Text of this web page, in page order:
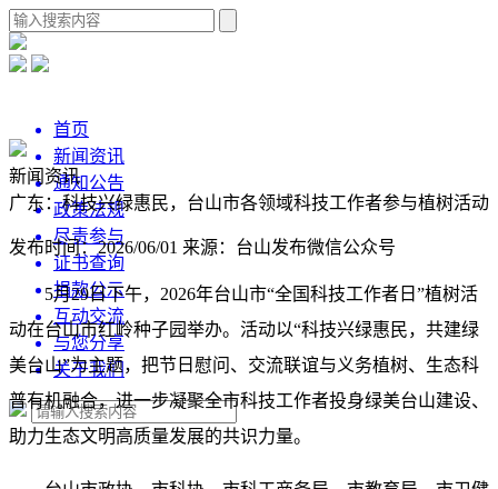
首页
新闻资讯
通知公告
政策法规
尽责参与
证书查询
捐款公示
互动交流
与您分享
关于我们
新闻资讯
广东：科技兴绿惠民，台山市各领域科技工作者参与植树活动
发布时间：2026/06/01 来源：台山发布微信公众号
5月29日下午，2026年台山市“全国科技工作者日”植树活
动在台山市红岭种子园举办。活动以“科技兴绿惠民，共建绿
美台山”为主题，把节日慰问、交流联谊与义务植树、生态科
普有机融合，进一步凝聚全市科技工作者投身绿美台山建设、
助力生态文明高质量发展的共识力量。